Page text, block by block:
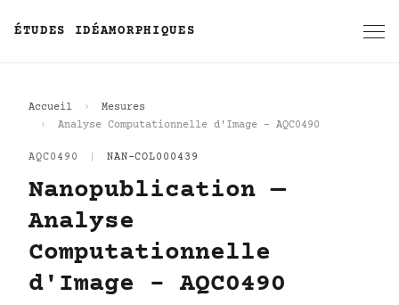
ÉTUDES IDÉAMORPHIQUES
Accueil
Mesures
Analyse Computationnelle d'Image - AQC0490
AQC0490 NAN-COL000439
Nanopublication —
Analyse
Computationnelle
d'Image - AQC0490